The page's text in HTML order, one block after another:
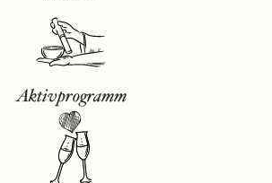
Aktivprogramm